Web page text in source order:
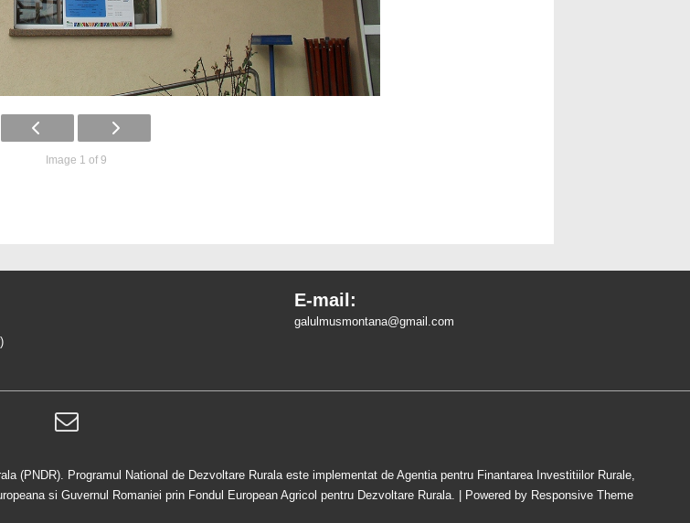
Image 1 of 9
E-mail:
galulmusmontana@gmail.com
(PNDR). Programul National de Dezvoltare Rurala este implementat de Agentia pentru Finantarea Investitiilor Rurale,
si Guvernul Romaniei prin Fondul European Agricol pentru Dezvoltare Rurala.
| Powered by Responsive Theme